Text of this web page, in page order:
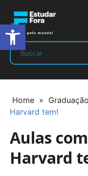
Home » Graduação
Harvard tem!
Aulas
Harvard
Abrir a barra de ferramentas